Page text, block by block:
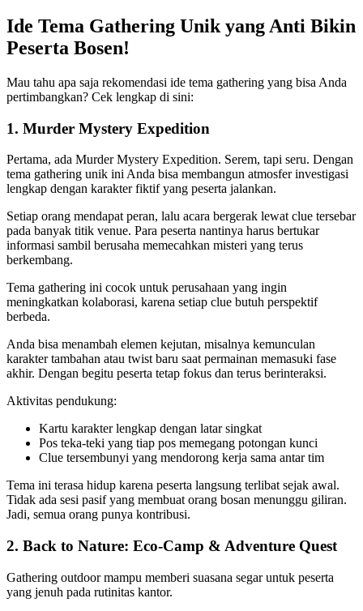
Ide Tema Gathering Unik yang Anti Bikin
Peserta Bosen!
Mau tahu apa saja rekomendasi ide tema gathering yang bisa Anda
pertimbangkan? Cek lengkap di sini:
1. Murder Mystery Expedition
Pertama, ada Murder Mystery Expedition. Serem, tapi seru. Dengan
tema gathering unik ini Anda bisa membangun atmosfer investigasi
lengkap dengan karakter fiktif yang peserta jalankan.
Setiap orang mendapat peran, lalu acara bergerak lewat clue tersebar
pada banyak titik venue. Para peserta nantinya harus bertukar
informasi sambil berusaha memecahkan misteri yang terus
berkembang.
Tema gathering ini cocok untuk perusahaan yang ingin
meningkatkan kolaborasi, karena setiap clue butuh perspektif
berbeda.
Anda bisa menambah elemen kejutan, misalnya kemunculan
karakter tambahan atau twist baru saat permainan memasuki fase
akhir. Dengan begitu peserta tetap fokus dan terus berinteraksi.
Aktivitas pendukung:
Kartu karakter lengkap dengan latar singkat
Pos teka-teki yang tiap pos memegang potongan kunci
Clue tersembunyi yang mendorong kerja sama antar tim
Tema ini terasa hidup karena peserta langsung terlibat sejak awal.
Tidak ada sesi pasif yang membuat orang bosan menunggu giliran.
Jadi, semua orang punya kontribusi.
2. Back to Nature: Eco-Camp & Adventure Quest
Gathering outdoor mampu memberi suasana segar untuk peserta
yang jenuh pada rutinitas kantor.